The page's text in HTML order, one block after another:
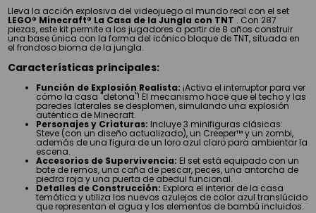
Lleva la acción explosiva del videojuego al mundo real con el set
LEGO® Minecraft® La Casa de la Jungla con TNT . Con 287
piezas, este kit permite a los jugadores a partir de 8 años construir
una base única con la forma del icónico bloque de TNT, situada en
el frondoso bioma de la jungla.
Características principales:
Función de Explosión Realista: ¡Activa el interruptor para ver
cómo la casa "detona"! El mecanismo hace que el techo y las
paredes laterales se desplomen, simulando una explosión
auténtica de Minecraft.
Personajes y Criaturas: Incluye 3 minifiguras clásicas:
Steve (con un diseño actualizado), un Creeper™ y un zombi,
además de una figura de un loro azul claro para ambientar la
escena.
Accesorios de Supervivencia: El set está equipado con un
bote de remos, una caña de pescar, peces, una antorcha de
piedra roja y una puerta de abedul funcional.
Detalles de Construcción: Explora el interior de la casa
temática y utiliza los nuevos azulejos de color azul translúcido
que representan el agua y los elementos de bambú incluidos.